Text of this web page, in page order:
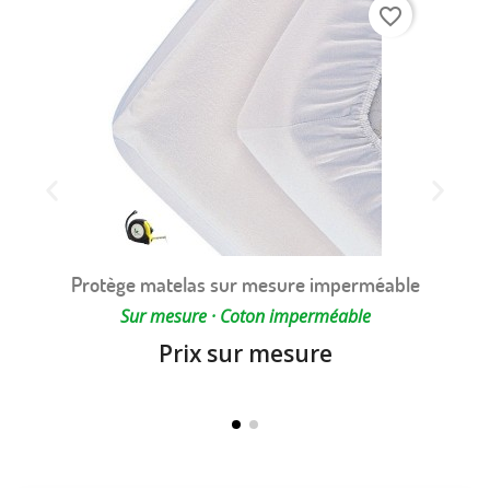
Protège matelas sur mesure imperméable
Sur mesure · Coton imperméable
Prix sur mesure
favorite_border